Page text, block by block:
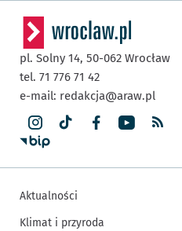
pl. Solny 14, 50-062 Wrocław
tel. 71 776 71 42
e-mail: redakcja@araw.pl
Aktualności
Klimat i przyroda